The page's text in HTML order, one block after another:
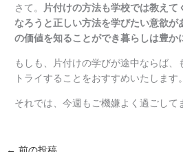
さて。片付けの方法も学校では教えて
なろうと正しい方法を学びたい意欲
の価値を知ることができ暮らしは豊か
もしも、片付けの学びが途中ならば、
トライすることをおすすめいたします。
それでは、今週もご機嫌よく過ごして